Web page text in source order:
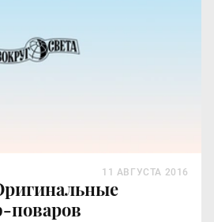
11 АВГУСТА 2016